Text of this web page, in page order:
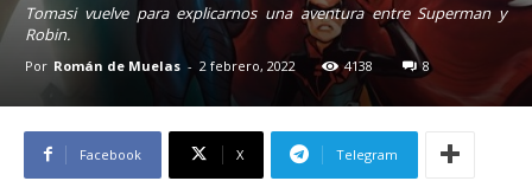
Tomasi vuelve para explicarnos una aventura entre Superman y
Robin.
Por Román de Muelas - 2 febrero, 2022 4138 8
Facebook X Telegram